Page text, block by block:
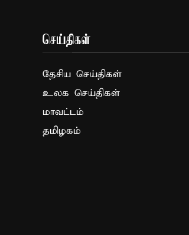
செய்திகள்
தேசிய செய்திகள்
உலக செய்திகள்
மாவட்டம்
தமிழகம்